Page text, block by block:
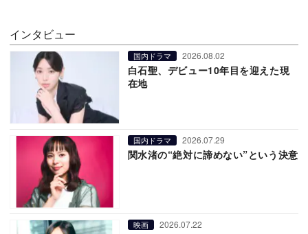
インタビュー
国内ドラマ 2026.08.02
白石聖、デビュー10年目を迎えた現
在地
国内ドラマ 2026.07.29
関水渚の“絶対に諦めない”という決意
映画 2026.07.22